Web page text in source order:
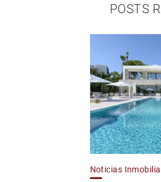
POSTS
Noticias